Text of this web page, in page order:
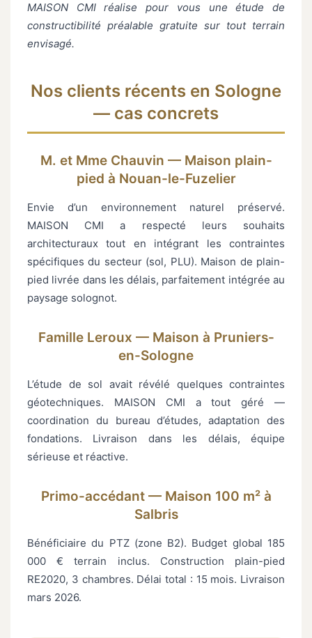
MAISON CMI réalise pour vous une étude de
constructibilité préalable gratuite sur tout terrain
envisagé.
Nos clients récents en Sologne
— cas concrets
M. et Mme Chauvin — Maison plain-
pied à Nouan-le-Fuzelier
Envie d’un environnement naturel préservé.
MAISON CMI a respecté leurs souhaits
architecturaux tout en intégrant les contraintes
spécifiques du secteur (sol, PLU). Maison de plain-
pied livrée dans les délais, parfaitement intégrée au
paysage solognot.
Famille Leroux — Maison à Pruniers-
en-Sologne
L’étude de sol avait révélé quelques contraintes
géotechniques. MAISON CMI a tout géré —
coordination du bureau d’études, adaptation des
fondations. Livraison dans les délais, équipe
sérieuse et réactive.
Primo-accédant — Maison 100 m² à
Salbris
Bénéficiaire du PTZ (zone B2). Budget global 185
000 € terrain inclus. Construction plain-pied
RE2020, 3 chambres. Délai total : 15 mois. Livraison
mars 2026.